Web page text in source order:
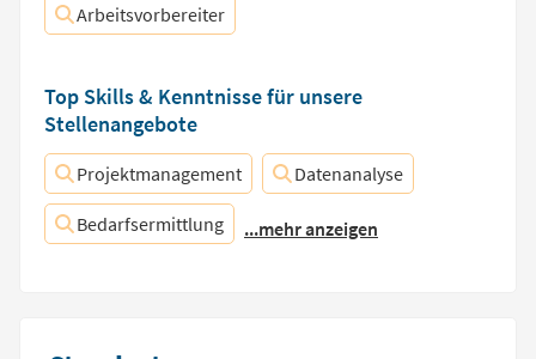
Arbeitsvorbereiter
Top Skills & Kenntnisse für unsere
Stellenangebote
Projektmanagement Datenanalyse
Bedarfsermittlung ...mehr anzeigen